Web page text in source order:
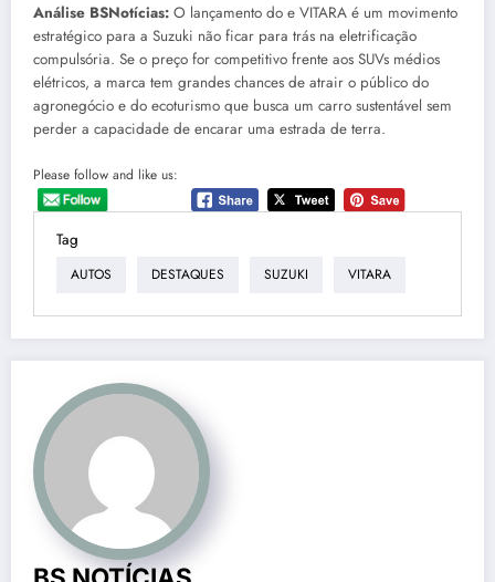
Análise BSNotícias: O lançamento do e VITARA é um movimento
estratégico para a Suzuki não ficar para trás na eletrificação
compulsória. Se o preço for competitivo frente aos SUVs médios
elétricos, a marca tem grandes chances de atrair o público do
agronegócio e do ecoturismo que busca um carro sustentável sem
perder a capacidade de encarar uma estrada de terra.
Please follow and like us:
Tag
AUTOS DESTAQUES SUZUKI VITARA